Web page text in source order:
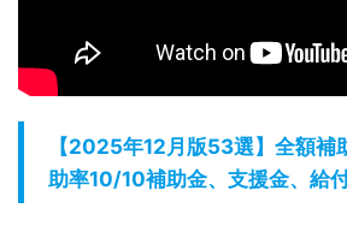
【2025年12月版53選】全額補
助率10/10補助金、支援金、給